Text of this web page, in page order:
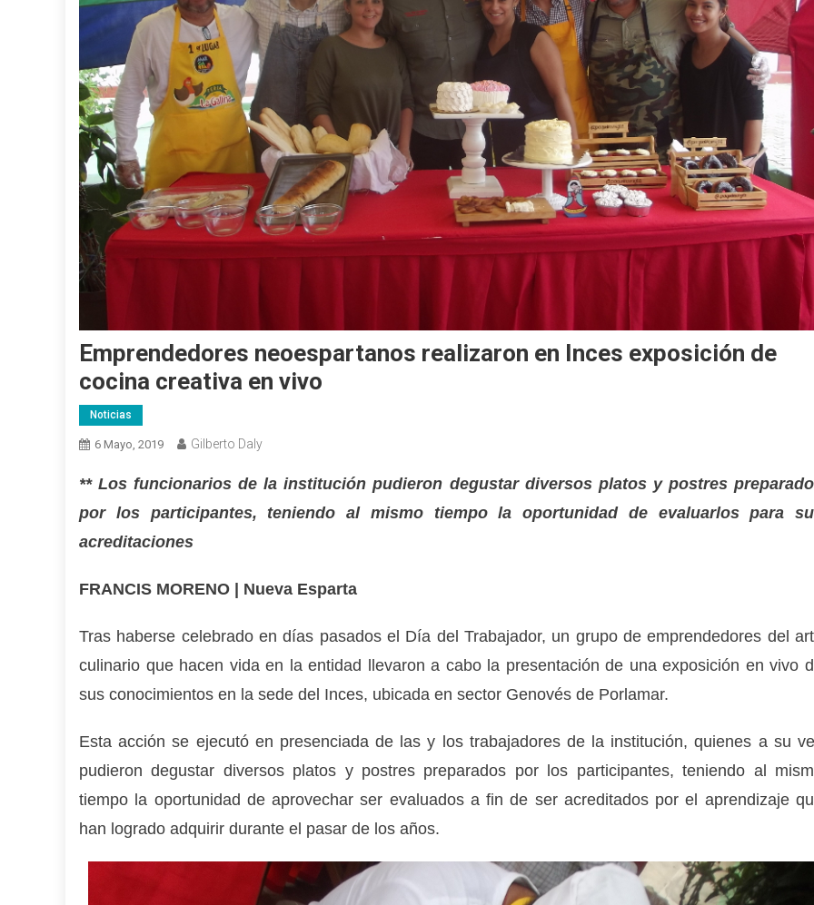
Emprendedores neoespartanos realizaron en Inces exposición de
cocina creativa en vivo
Noticias
6 Mayo, 2019 Gilberto Daly
** Los funcionarios de la institución pudieron degustar diversos platos y postres
por los participantes, teniendo al mismo tiempo la oportunidad de evaluarlos para
acreditaciones
FRANCIS MORENO | Nueva Esparta
Tras haberse celebrado en días pasados el Día del Trabajador, un grupo de emprendedores del
culinario que hacen vida en la entidad llevaron a cabo la presentación de una exposición en vivo
sus conocimientos en la sede del Inces, ubicada en sector Genovés de Porlamar.
Esta acción se ejecutó en presenciada de las y los trabajadores de la institución, quienes a su
pudieron degustar diversos platos y postres preparados por los participantes, teniendo al
tiempo la oportunidad de aprovechar ser evaluados a fin de ser acreditados por el aprendizaje
han logrado adquirir durante el pasar de los años.